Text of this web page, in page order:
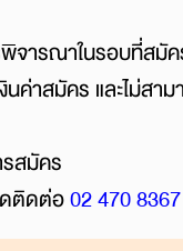
จารณาในรอบที่ส
นค่าสมัคร และไม่ส
สมัคร
ติดต่อ02 470 8367